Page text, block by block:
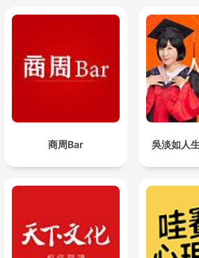
商周Bar 吳淡如人